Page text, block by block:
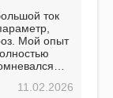
ток
Мой опыт
11.02.2026